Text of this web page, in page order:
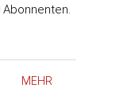
Abonnenten.
MEHR